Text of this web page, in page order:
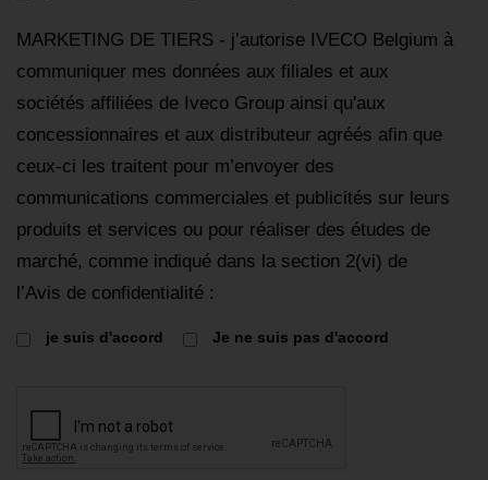
MARKETING DE TIERS - j’autorise IVECO Belgium à
communiquer mes données aux filiales et aux
sociétés affiliées de Iveco Group ainsi qu'aux
concessionnaires et aux distributeur agréés afin que
ceux-ci les traitent pour m’envoyer des
communications commerciales et publicités sur leurs
produits et services ou pour réaliser des études de
marché, comme indiqué dans la section 2(vi) de
l’Avis de confidentialité :
je suis d'accord Je ne suis pas d'accord